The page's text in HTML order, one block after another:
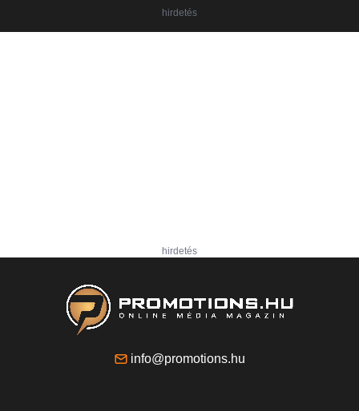
hirdetés
hirdetés
info@promotions.hu